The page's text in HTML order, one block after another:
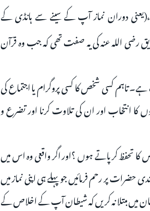
(یعنی دوران نماز آپ کے سینے سے ہانڈی کے
اور حضرت ابوبکر صدیق رضی اللہ عنہ کی یہ صفت تھی کہ جب وہ قرآن
تاہم کسی شخص کا کسی پروگرام یا اجتماع کی
کا انتخاب اور ان کی تلاوت کرنا اور تضرع و
کرپاتے ہوں ؟اور اگر واقعی وہ اس میں
پر رحم فرمائیں جو پہلے ہی اپنی نماز میں
میں مبتلا نہ کریں کہ شیطان آپ کے اخلاص کے